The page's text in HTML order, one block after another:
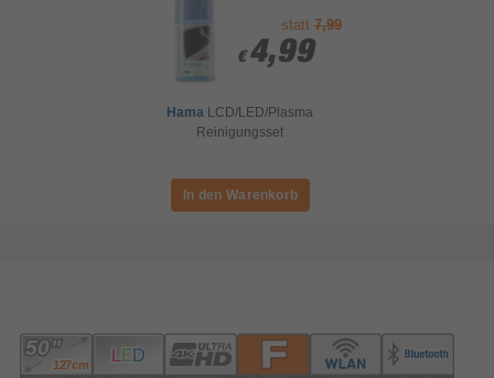
statt7,99
€ 4,99
€ 4,99
Hama LCD/LED/Plasma
Reinigungsset